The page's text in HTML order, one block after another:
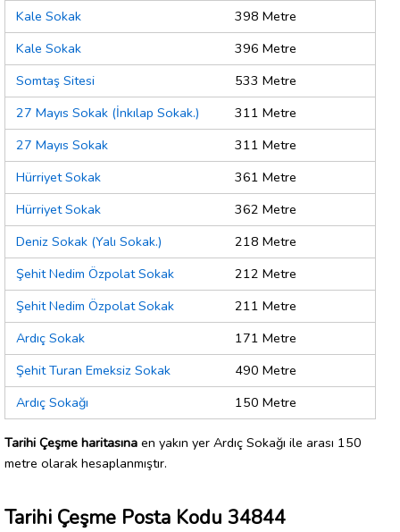
Kale Sokak
398 Metre
Kale Sokak
396 Metre
Somtaş Sitesi
533 Metre
27 Mayıs Sokak (İnkılap Sokak.)
311 Metre
27 Mayıs Sokak
311 Metre
Hürriyet Sokak
361 Metre
Hürriyet Sokak
362 Metre
Deniz Sokak (Yalı Sokak.)
218 Metre
Şehit Nedim Özpolat Sokak
212 Metre
Şehit Nedim Özpolat Sokak
211 Metre
Ardıç Sokak
171 Metre
Şehit Turan Emeksiz Sokak
490 Metre
Ardıç Sokağı
150 Metre
Tarihi Çeşme haritasına en yakın yer Ardıç Sokağı ile arası 150
metre olarak hesaplanmıştır.
Tarihi Çeşme Posta Kodu 34844